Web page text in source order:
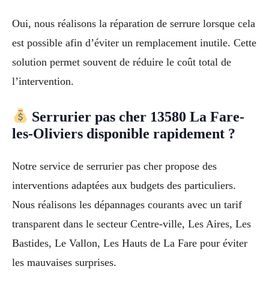
Oui, nous réalisons la réparation de serrure lorsque cela
est possible afin d’éviter un remplacement inutile. Cette
solution permet souvent de réduire le coût total de
l’intervention.
Serrurier pas cher 13580 La Fare-
les-Oliviers disponible rapidement ?
Notre service de serrurier pas cher propose des
interventions adaptées aux budgets des particuliers.
Nous réalisons les dépannages courants avec un tarif
transparent dans le secteur Centre-ville, Les Aires, Les
Bastides, Le Vallon, Les Hauts de La Fare pour éviter
les mauvaises surprises.